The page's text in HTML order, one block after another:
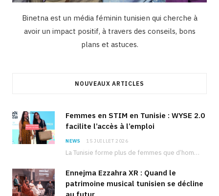
Binetna est un média féminin tunisien qui cherche à
avoir un impact positif, à travers des conseils, bons
plans et astuces.
NOUVEAUX ARTICLES
Femmes en STIM en Tunisie : WYSE 2.0
facilite l’accès à l’emploi
NEWS 15 JUILLET 2026
La Tunisie forme plus de femmes que d’hommes dans les filières scientifiques. Pourtant, pour beaucoup…
Ennejma Ezzahra XR : Quand le
patrimoine musical tunisien se décline
au futur